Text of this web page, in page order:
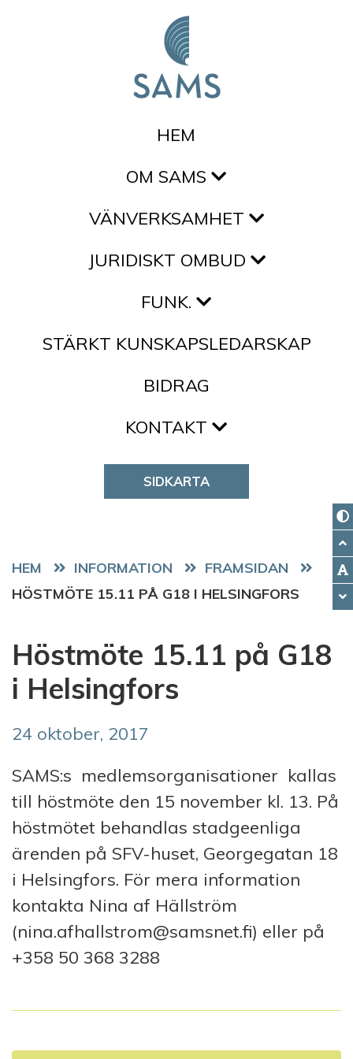
HEM
OM SAMS
VÄNVERKSAMHET
JURIDISKT OMBUD
FUNK.
STÄRKT KUNSKAPSLEDARSKAP
BIDRAG
KONTAKT
SIDKARTA
HEM
FRAMSIDAN
HÖSTMÖTE 15.11 PÅ G18 I HELSINGFORS
Höstmöte 15.11 på G18
i Helsingfors
24 oktober, 2017
SAMS:s medlemsorganisationer kallas
till höstmöte den 15 november kl. 13. På
höstmötet behandlas stadgeenliga
ärenden på SFV-huset, Georgegatan 18
i Helsingfors. För mera information
kontakta Nina af Hällström
(nina.afhallstrom@samsnet.fi) eller på
+358 50 368 3288